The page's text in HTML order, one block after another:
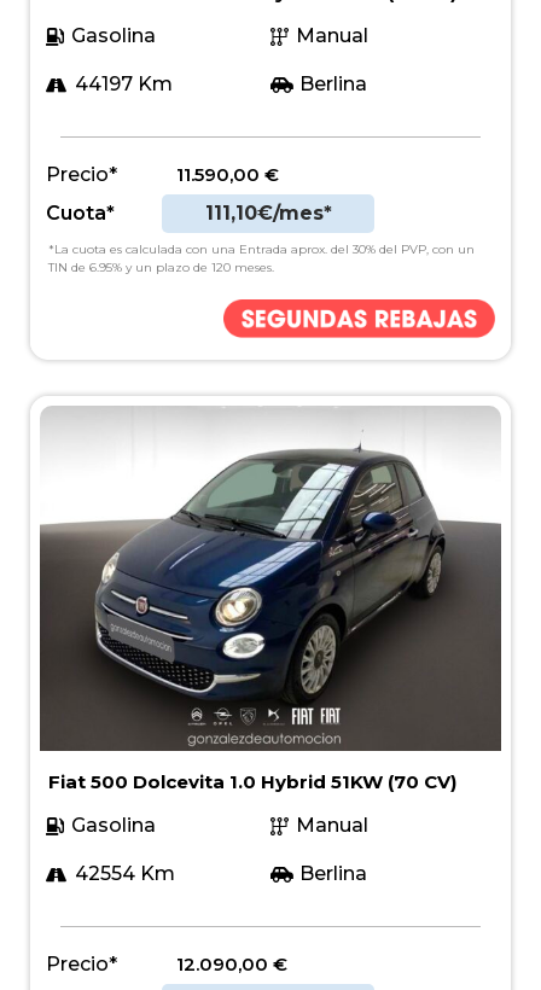
Gasolina
Manual
44197 Km Berlina
Precio* 11.590,00 €
Cuota*
111,10€/mes*
*La cuota es calculada con una Entrada aprox. del 30% del PVP, con un
TIN de 6.95% y un plazo de 120 meses.
Fiat 500 Dolcevita 1.0 Hybrid 51KW (70 CV)
Gasolina
Manual
42554 Km Berlina
Precio* 12.090,00 €